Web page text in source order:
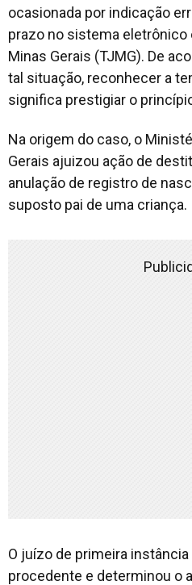
ocasionada por indicação
prazo no sistema eletrônico
Minas Gerais (TJMG). De
tal situação, reconhecer a
significa prestigiar o
Na origem do caso, o
Gerais ajuizou ação de
anulação de registro de
suposto pai de uma criança.
O juízo de primeira
procedente e determinou o